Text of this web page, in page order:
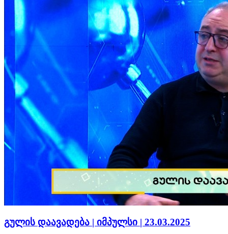
გულის დაავადება | იმპულსი | 23.03.2025